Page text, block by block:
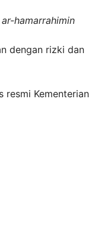
hamarrahimin
dengan rizki dan
resmi Kementerian